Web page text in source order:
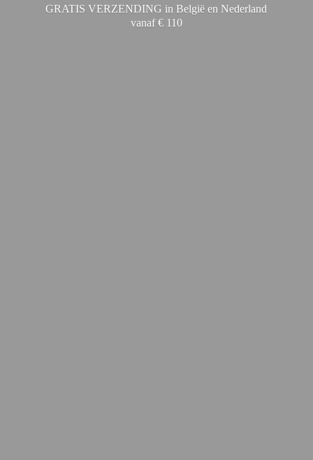
GRATIS VERZENDING in België en Nederland
vanaf € 110